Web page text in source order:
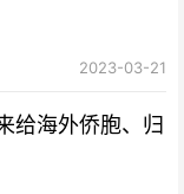
2023-03-21
给海外侨胞、归